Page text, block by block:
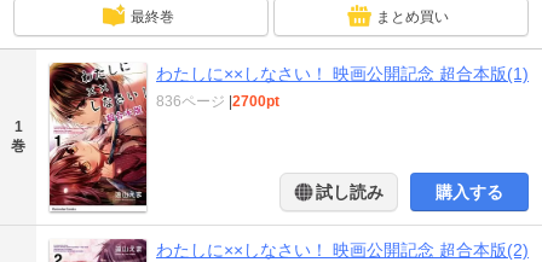
最終巻 まとめ買い
1
巻
わたしに××しなさい！ 映画公開記念 超合本版(1)
836ページ 2700pt
試し読み 購入する
わたしに××しなさい！ 映画公開記念 超合本版(2)